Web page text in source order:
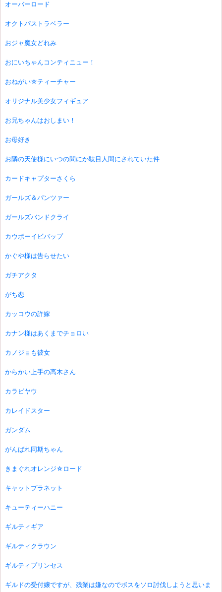
オーバーロード
オクトパストラベラー
おジャ魔女どれみ
おにいちゃんコンティニュー！
おねがい☆ティーチャー
オリジナル美少女フィギュア
お兄ちゃんはおしまい！
お母好き
お隣の天使様にいつの間にか駄目人間にされていた件
カードキャプターさくら
ガールズ＆パンツァー
ガールズバンドクライ
カウボーイビバップ
かぐや様は告らせたい
ガチアクタ
がち恋
カッコウの許嫁
カナン様はあくまでチョロい
カノジョも彼女
からかい上手の高木さん
カラビヤウ
カレイドスター
ガンダム
がんばれ同期ちゃん
きまぐれオレンジ☆ロード
キャットプラネット
キューティーハニー
ギルティギア
ギルティクラウン
ギルティプリンセス
ギルドの受付嬢ですが、残業は嫌なのでボスをソロ討伐しようと思いま